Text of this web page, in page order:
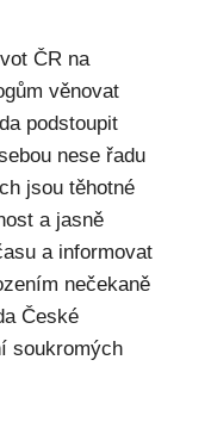
ČR na
věnovat
podstoupit
nese řadu
jsou těhotné
a jasně
a informovat
nečekaně
České
soukromých